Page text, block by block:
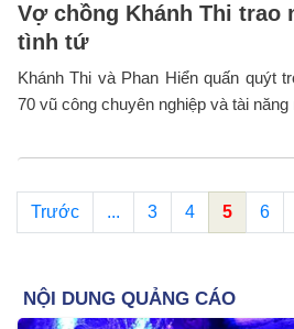
Vợ chồng Khánh Thi trao
tình tứ
Khánh Thi và Phan Hiển quấn quýt
70 vũ công chuyên nghiệp và tài năng
Trước ... 3 4 5 6